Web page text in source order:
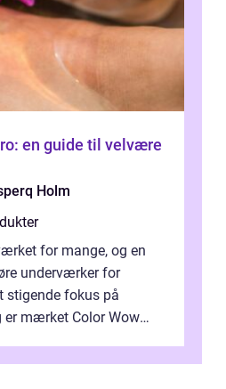
en guide til velvære
Holm
for mange, og en
underværker for
stigende fokus på
er mærket Color Wow